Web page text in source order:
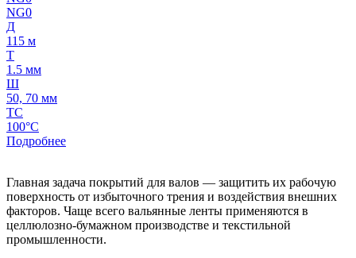
NG0
Д
115 м
Т
1.5 мм
Ш
50, 70 мм
ТС
100°C
Подробнее
Главная задача покрытий для валов — защитить их рабочую
поверхность от избыточного трения и воздействия внешних
факторов. Чаще всего вальянные ленты применяются в
целлюлозно-бумажном производстве и текстильной
промышленности.